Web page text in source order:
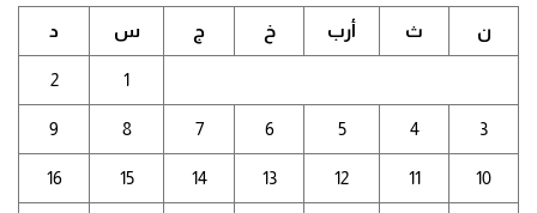
ن ث أرب خ ج س د
1
2
3
4
5
6
7
8
9
10
11
12
13
14
15
16